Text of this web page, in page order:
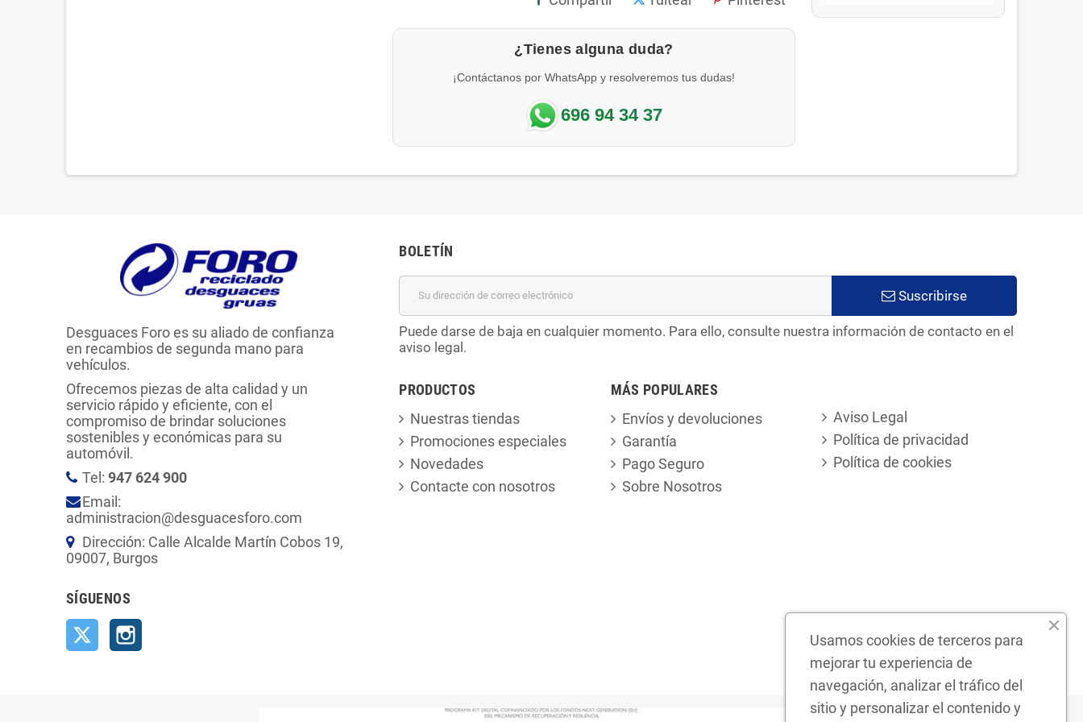
¿Tienes alguna duda?
¡Contáctanos por WhatsApp y resolveremos tus dudas!
696 94 34 37
Desguaces Foro es su aliado de confianza
en recambios de segunda mano para
vehículos.
Ofrecemos piezas de alta calidad y un
servicio rápido y eficiente, con el
compromiso de brindar soluciones
sostenibles y económicas para su
automóvil.
Tel: 947 624 900
Email:
administracion@desguacesforo.com
Dirección: Calle Alcalde Martín Cobos 19,
09007, Burgos
SÍGUENOS
Twitter
BOLETÍN
Suscribirse
Puede darse de baja en cualquier momento. Para ello, consulte nuestra información de contacto en el
aviso legal.
PRODUCTOS
Nuestras tiendas
Promociones especiales
Novedades
Contacte con nosotros
MÁS POPULARES
Envíos y devoluciones
Garantía
Pago Seguro
Sobre Nosotros
Aviso Legal
Política de privacidad
Política de cookies
Usamos cookies de terceros para
mejorar tu experiencia de
navegación, analizar el tráfico del
sitio y personalizar el contenido y